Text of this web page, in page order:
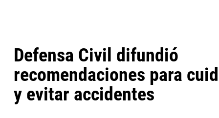
Defensa Civil difundió
recomendaciones para
y evitar accidentes